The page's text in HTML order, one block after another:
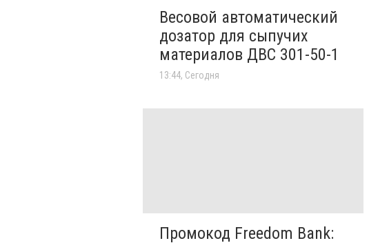
Весовой автоматический
дозатор для сыпучих
материалов ДВС 301-50-1
13:44, Сегодня
Промокод Freedom Bank: